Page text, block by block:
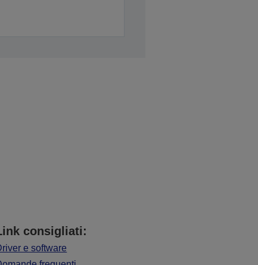
consigliati:
e software